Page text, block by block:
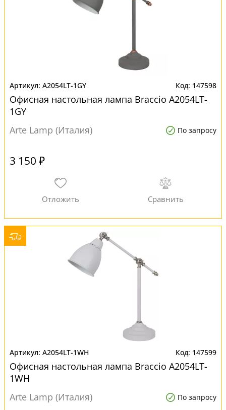
A2054LT-1GY 147598
Офисная настольная лампа Braccio A2054LT-
1GY
Arte Lamp (Италия)
По запросу
3 150 ₽
A2054LT-1WH 147599
Офисная настольная лампа Braccio A2054LT-
1WH
Arte Lamp (Италия)
По запросу